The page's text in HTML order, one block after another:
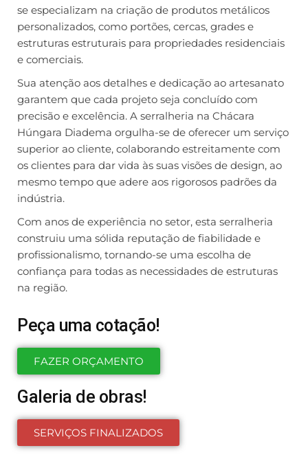
se especializam na criação de produtos metálicos
personalizados, como portões, cercas, grades e
estruturas estruturais para propriedades residenciais
e comerciais.
Sua atenção aos detalhes e dedicação ao artesanato
garantem que cada projeto seja concluído com
precisão e excelência. A serralheria na Chácara
Húngara Diadema orgulha-se de oferecer um serviço
superior ao cliente, colaborando estreitamente com
os clientes para dar vida às suas visões de design, ao
mesmo tempo que adere aos rigorosos padrões da
indústria.
Com anos de experiência no setor, esta serralheria
construiu uma sólida reputação de fiabilidade e
profissionalismo, tornando-se uma escolha de
confiança para todas as necessidades de estruturas
na região.
Peça uma cotação!
FAZER ORÇAMENTO
Galeria de obras!
SERVIÇOS FINALIZADOS